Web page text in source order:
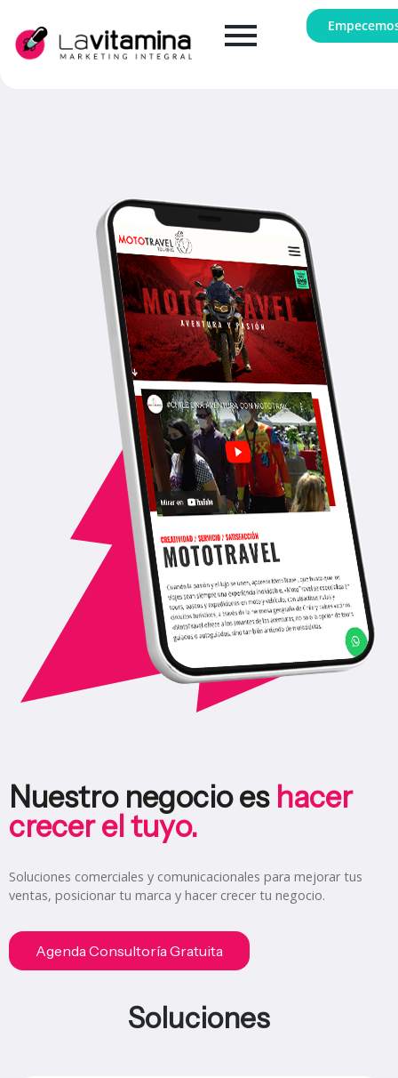
Nuestro negocio es hacer
crecer el tuyo.
Soluciones comerciales y comunicacionales para mejorar tus
ventas, posicionar tu marca y hacer crecer tu negocio.
Agenda Consultoría Gratuita
Soluciones